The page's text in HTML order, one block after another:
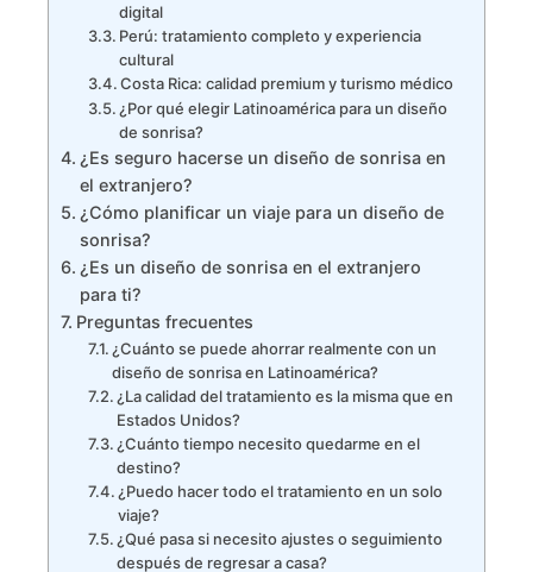
digital
Perú: tratamiento completo y experiencia
cultural
Costa Rica: calidad premium y turismo médico
¿Por qué elegir Latinoamérica para un diseño
de sonrisa?
¿Es seguro hacerse un diseño de sonrisa en
el extranjero?
¿Cómo planificar un viaje para un diseño de
sonrisa?
¿Es un diseño de sonrisa en el extranjero
para ti?
Preguntas frecuentes
¿Cuánto se puede ahorrar realmente con un
diseño de sonrisa en Latinoamérica?
¿La calidad del tratamiento es la misma que en
Estados Unidos?
¿Cuánto tiempo necesito quedarme en el
destino?
¿Puedo hacer todo el tratamiento en un solo
viaje?
¿Qué pasa si necesito ajustes o seguimiento
después de regresar a casa?